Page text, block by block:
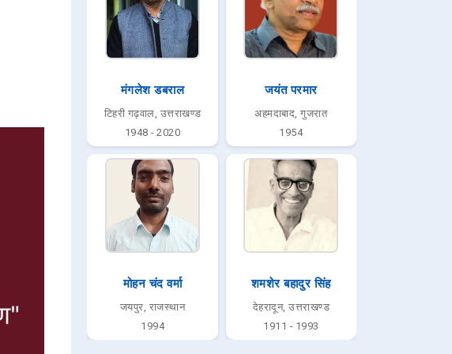
मंगलेश डबराल
टिहरी गढ़वाल, उत्तराखण्ड
1948 - 2020
जयंत परमार
अहमदाबाद, गुजरात
1954
मोहन चंद वर्मा
जयपुर, राजस्थान
1994
शमशेर बहादुर सिंह
देहरादून, उत्तराखण्ड
1911 - 1993